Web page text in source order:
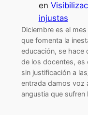
en
injustas
Diciembre es el
que fomenta la
educación, se hace
de los docentes, es
sin justificación a
entrada damos voz
angustia que